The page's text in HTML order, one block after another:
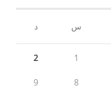
س د
1
2
8
9